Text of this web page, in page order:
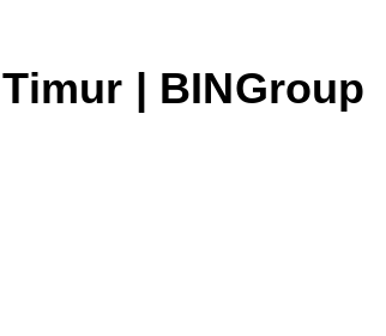
| BINGroup